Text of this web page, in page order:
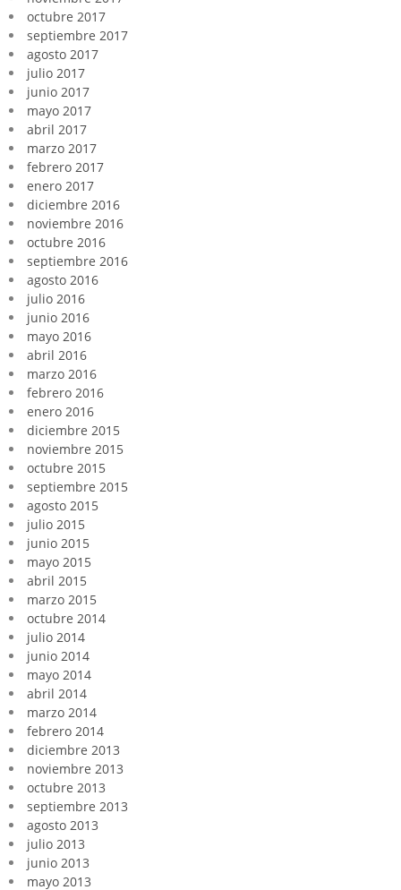
octubre 2017
septiembre 2017
agosto 2017
julio 2017
junio 2017
mayo 2017
abril 2017
marzo 2017
febrero 2017
enero 2017
diciembre 2016
noviembre 2016
octubre 2016
septiembre 2016
agosto 2016
julio 2016
junio 2016
mayo 2016
abril 2016
marzo 2016
febrero 2016
enero 2016
diciembre 2015
noviembre 2015
octubre 2015
septiembre 2015
agosto 2015
julio 2015
junio 2015
mayo 2015
abril 2015
marzo 2015
octubre 2014
julio 2014
junio 2014
mayo 2014
abril 2014
marzo 2014
febrero 2014
diciembre 2013
noviembre 2013
octubre 2013
septiembre 2013
agosto 2013
julio 2013
junio 2013
mayo 2013